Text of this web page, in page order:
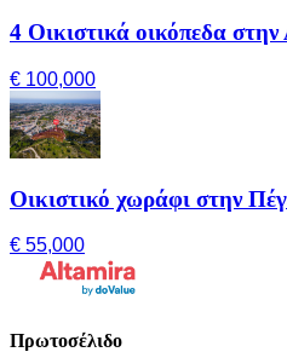
4 Οικιστικά οικόπεδα
€ 100,000
Οικιστικό χωράφι στην
€ 55,000
Πρωτοσέλιδο